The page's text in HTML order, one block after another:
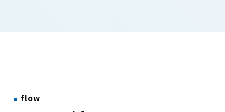
flow